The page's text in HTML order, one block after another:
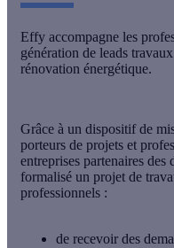
Effy accompagne les
génération de leads
rénovation énergétique.
Grâce à un dispositif de
porteurs de projets et
entreprises partenaires des
formalisé un projet de
professionnels :
de recevoir des